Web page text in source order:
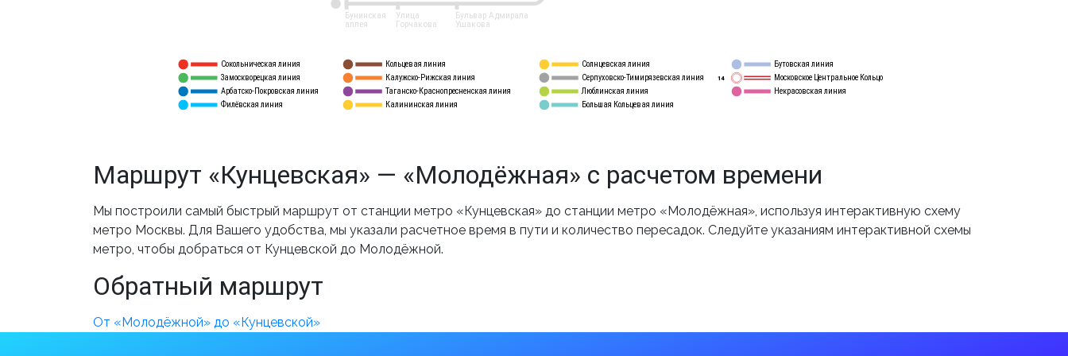
Сокольническая линия
Замоскворецкая линия
Арбатско-Покровская линия
Филёвская линия
Кольцевая линия
Калужско-Рижская линия
Таганско-Краснопресненская линия
Калининская линия
Солнцевская линия
Серпуховско-Тимирязевская линия
Люблинская линия
Бутовская линия
Московское Центральное Кольцо
Большая Кольцевая линия
Некрасовская линия
14
Бульвар Адмирала
Ушакова
Улица
Горчакова
Бунинская
аллея
Маршрут «Кунцевская» — «Молодёжная» с расчетом времени
Мы построили самый быстрый маршрут от станции метро «Кунцевская» до станции метро «Молодёжная», используя интерактивную схему
метро Москвы. Для Вашего удобства, мы указали расчетное время в пути и количество пересадок. Следуйте указаниям интерактивной схемы
метро, чтобы добраться от Кунцевской до Молодёжной.
Обратный маршрут
От «Молодёжной» до «Кунцевской»